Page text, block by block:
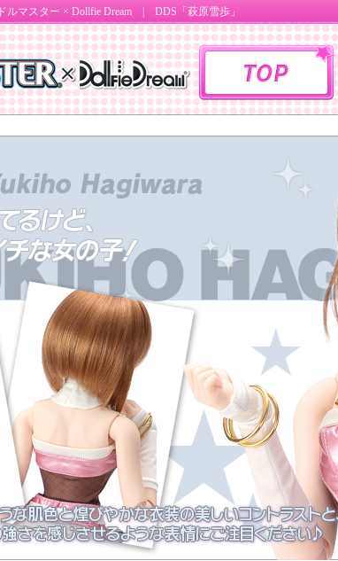
ルマスター × Dollfie Dream | DDS「萩原雪歩」